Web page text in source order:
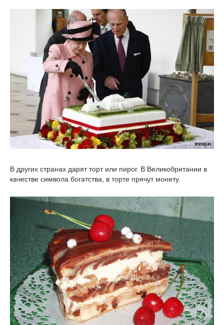
В других странах дарят торт или пирог. В Великобритании в
качестве символа богатства, в торте прячут монету.